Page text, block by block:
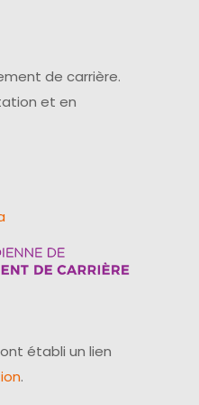
de carrière.
et en
établi un lien
.